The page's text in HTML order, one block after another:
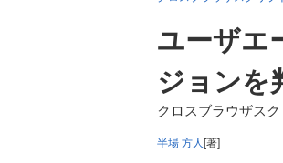
ユーザエ
ジョンを
クロスブラウザス
半場 方人[著]